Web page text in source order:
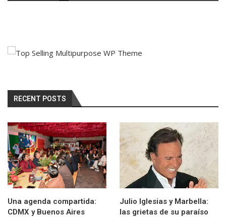
RECENT POSTS
Una agenda compartida:
CDMX y Buenos Aires
Julio Iglesias y Marbella:
las grietas de su paraíso